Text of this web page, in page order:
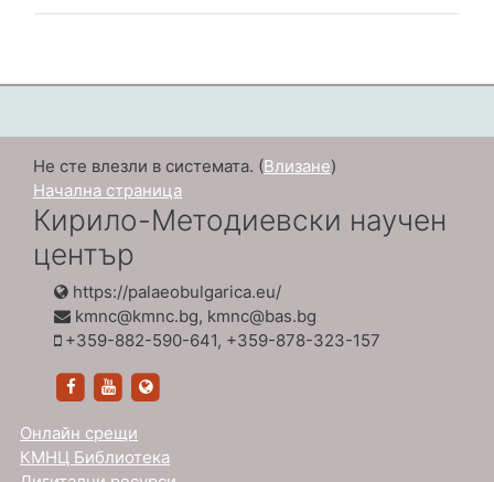
Не сте влезли в системата. (Влизане)
Начална страница
Кирило-Методиевски научен
център
https://palaeobulgarica.eu/
kmnc@kmnc.bg, kmnc@bas.bg
+359-882-590-641, +359-878-323-157
https://www.facebook.com/
https://www.youtube.com/channel/
Онлайн срещи
КМНЦ Библиотека